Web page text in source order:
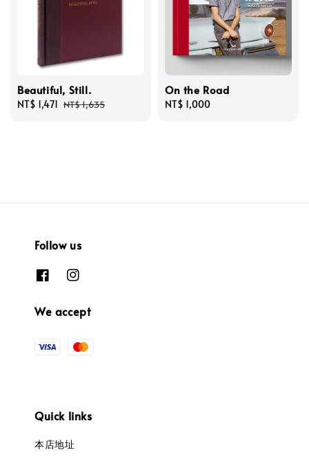
Beautiful, Still.
Sale
NT$ 1,471 Regular
NT$ 1,635
On the Road
Regular
NT$ 1,000
Follow us
We accept
Quick links
本店地址